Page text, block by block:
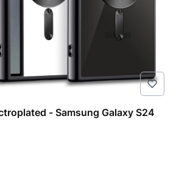
- Samsung Galaxy S24